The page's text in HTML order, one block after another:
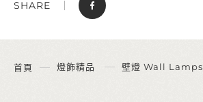
SHARE
首頁 燈飾精品 壁燈 Wall Lamps